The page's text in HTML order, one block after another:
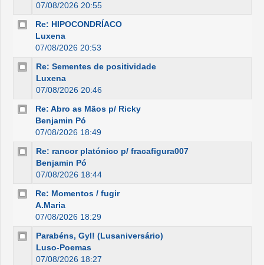
07/08/2026 20:55
Re: HIPOCONDRÍACO
Luxena
07/08/2026 20:53
Re: Sementes de positividade
Luxena
07/08/2026 20:46
Re: Abro as Mãos p/ Ricky
Benjamin Pó
07/08/2026 18:49
Re: rancor platónico p/ fracafigura007
Benjamin Pó
07/08/2026 18:44
Re: Momentos / fugir
A.Maria
07/08/2026 18:29
Parabéns, Gyl! (Lusaniversário)
Luso-Poemas
07/08/2026 18:27